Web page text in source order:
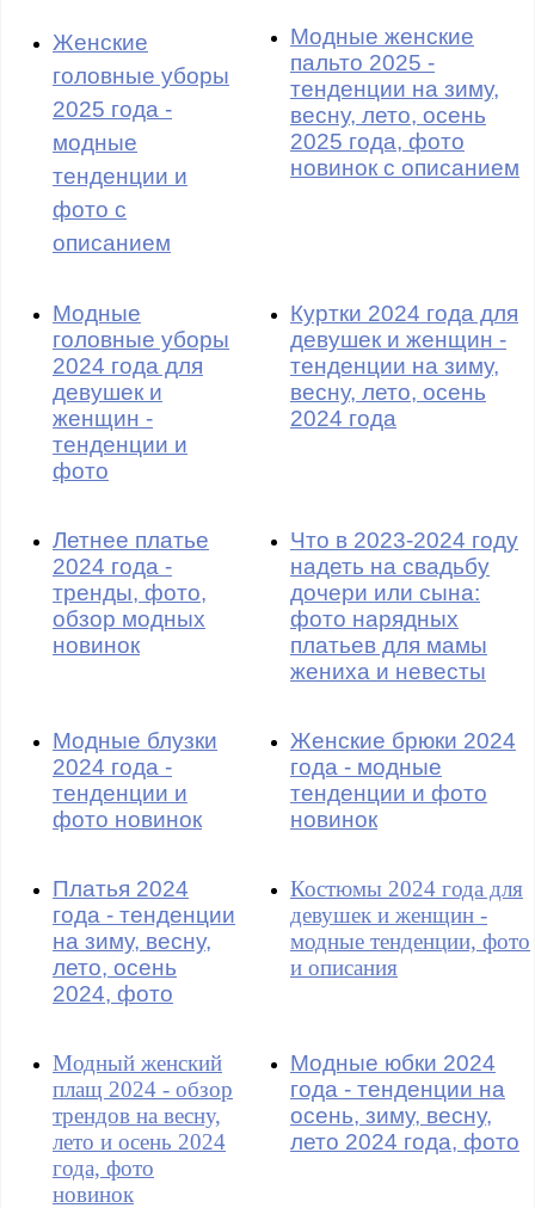
Женские
головные уборы
2025 года -
модные
тенденции и
фото с
описанием
Модные женские
пальто 2025 -
тенденции на зиму,
весну, лето, осень
2025 года, фото
новинок с описанием
Модные
головные уборы
2024 года для
девушек и
женщин -
тенденции и
фото
Куртки 2024 года для
девушек и женщин -
тенденции на зиму,
весну, лето, осень
2024 года
Летнее платье
2024 года -
тренды, фото,
обзор модных
новинок
Что в 2023-2024 году
надеть на свадьбу
дочери или сына:
фото нарядных
платьев для мамы
жениха и невесты
Модные блузки
2024 года -
тенденции и
фото новинок
Женские брюки 2024
года - модные
тенденции и фото
новинок
Платья 2024
года - тенденции
на зиму, весну,
лето, осень
2024, фото
Костюмы 2024 года для
девушек и женщин -
модные тенденции, фото
и описания
Модный женский
плащ 2024 - обзор
трендов на весну,
лето и осень 2024
года, фото
новинок
Модные юбки 2024
года - тенденции на
осень, зиму, весну,
лето 2024 года, фото